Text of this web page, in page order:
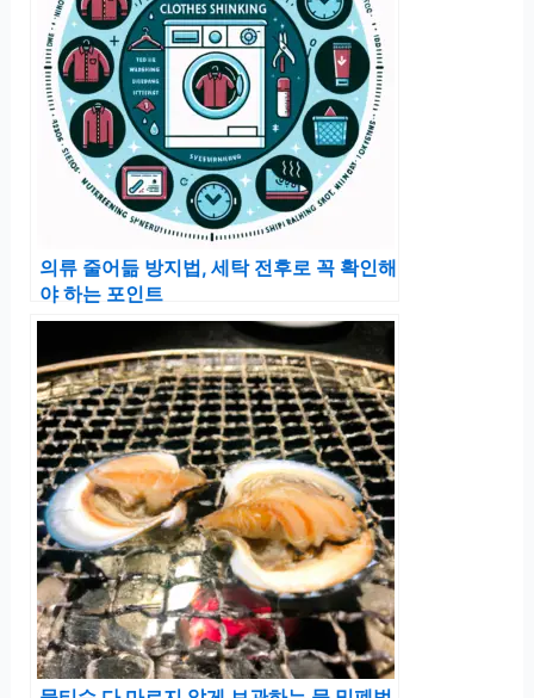
의류 줄어듦 방지법, 세탁 전후로 꼭 확인해
야 하는 포인트